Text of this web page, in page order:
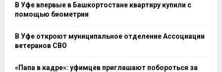
В Уфе впервые в Башкортостане квартиру купили с
помощью биометрии
В Уфе откроют муниципальное отделение Ассоциации
ветеранов СВО
«Папа в кадре»: уфимцев приглашают побороться за